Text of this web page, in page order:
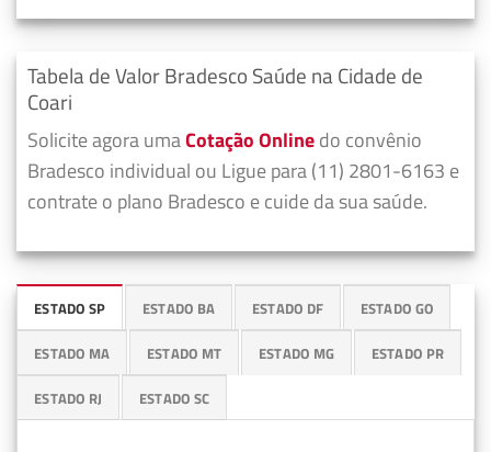
Tabela de Valor Bradesco Saúde na Cidade de
Coari
Solicite agora umaCotação Onlinedo convênio
Bradesco individual ou Ligue para (11) 2801-6163 e
contrate o plano Bradesco e cuide da sua saúde.
ESTADO SP ESTADO BA ESTADO DF ESTADO GO
ESTADO MA ESTADO MT ESTADO MG ESTADO PR
ESTADO RJ ESTADO SC